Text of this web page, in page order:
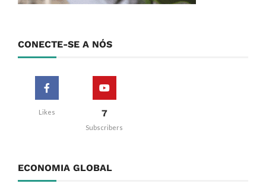
CONECTE-SE A NÓS
Likes 7
Subscribers
ECONOMIA GLOBAL